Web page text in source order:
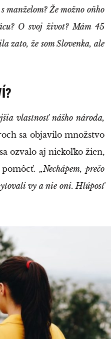
manželom? Že možno oňho
O svoj život? Mám 45
zato, že som Slovenka, ale
vlastnosť nášho národa,
sa objavilo množstvo
ozvalo aj niekoľko žien,
pomôcť.„Nechápem, prečo
vy a nie oni. Hlúposť